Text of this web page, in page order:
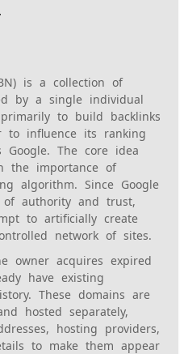
is a collection of
by a single individual
to build backlinks
to influence its ranking
The core idea
the importance of
algorithm. Since Google
of authority and trust,
to artificially create
network of sites.
owner acquires expired
have existing
These domains are
hosted separately,
hosting providers,
to make them appear